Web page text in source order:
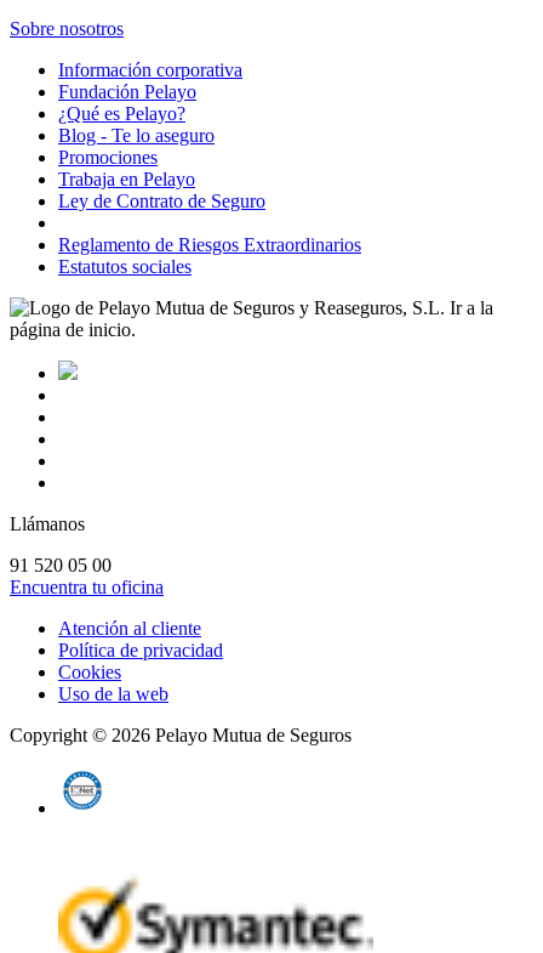
Sobre nosotros
Información corporativa
Fundación Pelayo
¿Qué es Pelayo?
Blog - Te lo aseguro
Promociones
Trabaja en Pelayo
Ley de Contrato de Seguro
Reglamento de Riesgos Extraordinarios
Estatutos sociales
Llámanos
91 520 05 00
Encuentra tu oficina
Atención al cliente
Política de privacidad
Cookies
Uso de la web
Copyright © 2026 Pelayo Mutua de Seguros